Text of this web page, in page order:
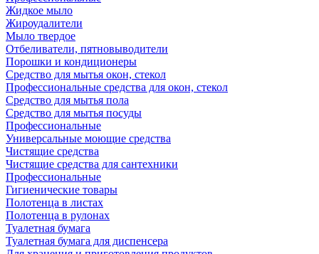
Жидкое мыло
Жироудалители
Мыло твердое
Отбеливатели, пятновыводители
Порошки и кондиционеры
Средство для мытья окон, стекол
Профессиональные средства для окон, стекол
Средство для мытья пола
Средство для мытья посуды
Профессиональные
Универсальные моющие средства
Чистящие средства
Чистящие средства для сантехники
Профессиональные
Гигиенические товары
Полотенца в листах
Полотенца в рулонах
Туалетная бумага
Туалетная бумага для диспенсера